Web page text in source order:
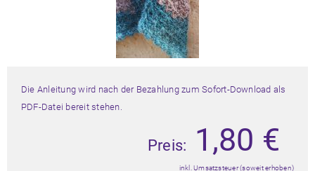
Die Anleitung wird nach der Bezahlung zum Sofort-Download als
PDF-Datei bereit stehen.
Preis: 1,80 €
inkl. Umsatzsteuer (soweit erhoben)